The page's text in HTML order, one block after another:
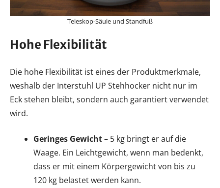
Teleskop-Säule und Standfuß
Hohe Flexibilität
Die hohe Flexibilität ist eines der Produktmerkmale,
weshalb der Interstuhl UP Stehhocker nicht nur im
Eck stehen bleibt, sondern auch garantiert verwendet
wird.
Geringes Gewicht– 5 kg bringt er auf die
Waage. Ein Leichtgewicht, wenn man bedenkt,
dass er mit einem Körpergewicht von bis zu
120 kg belastet werden kann.